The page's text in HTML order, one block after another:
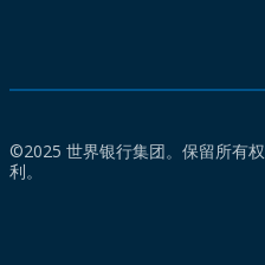
©2025 世界银行集团。保留所有权
利。